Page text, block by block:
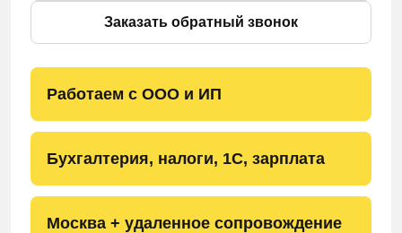
Заказать обратный звонок
Работаем с ООО и ИП
Бухгалтерия, налоги, 1С, зарплата
Москва + удаленное сопровождение